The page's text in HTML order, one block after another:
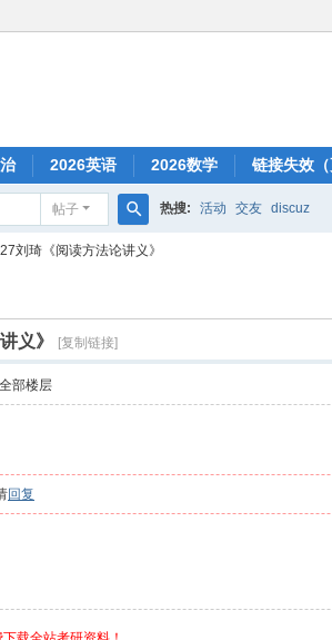
2026英语 2026数学 链接失效
帖子
搜
热搜: 活动 交友 discuz
刘琦《阅读方法论讲义》
义》 [复制链接]
部楼层
回复